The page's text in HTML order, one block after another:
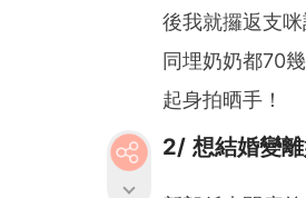
後我就攞返支
同埋奶奶都70
起身拍晒手！
2/ 想結婚變離